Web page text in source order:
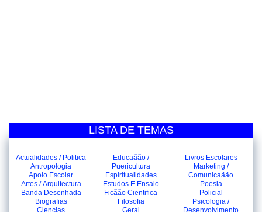
LISTA DE TEMAS
Actualidades / Politica
Antropologia
Apoio Escolar
Artes / Arquitectura
Banda Desenhada
Biografias
Ciencias
Educaãão /
Puericultura
Espiritualidades
Estudos E Ensaio
Ficãão Cientifica
Filosofia
Geral
Livros Escolares
Marketing /
Comunicaãão
Poesia
Policial
Psicologia /
Desenvolvimento